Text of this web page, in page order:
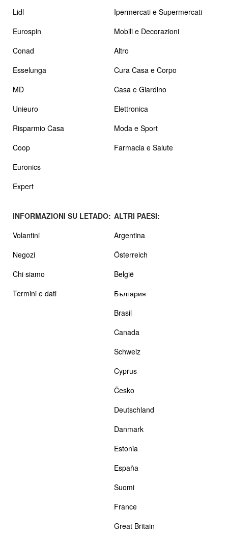
Lidl
Eurospin
Conad
Esselunga
MD
Unieuro
Risparmio Casa
Coop
Euronics
Expert
Ipermercati e Supermercati
Mobili e Decorazioni
Altro
Cura Casa e Corpo
Casa e Giardino
Elettronica
Moda e Sport
Farmacia e Salute
INFORMAZIONI SU LETADO:
Volantini
Negozi
Chi siamo
Termini e dati
ALTRI PAESI:
Argentina
Österreich
België
България
Brasil
Canada
Schweiz
Cyprus
Česko
Deutschland
Danmark
Estonia
España
Suomi
France
Great Britain